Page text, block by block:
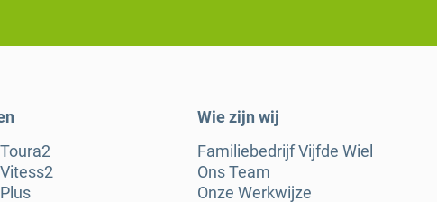
Wie zijn wij
Familiebedrijf Vijfde Wiel
Ons Team
Onze Werkwijze